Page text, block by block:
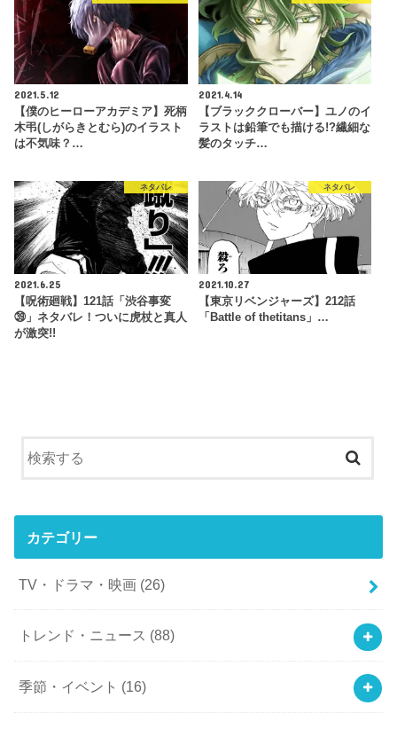
2021.5.12
【僕のヒーローアカデミア】死柄
木弔(しがらきとむら)のイラスト
は不気味？…
2021.4.14
【ブラッククローバー】ユノのイ
ラストは鉛筆でも描ける!?繊細な
髪のタッチ…
ネタバレ
2021.6.25
【呪術廻戦】121話「渋谷事変
㊴」ネタバレ！ついに虎杖と真人
が激突!!
ネタバレ
2021.10.27
【東京リベンジャーズ】212話
「Battle of thetitans」…
カテゴリー
TV・ドラマ・映画 (26)
トレンド・ニュース (88)
季節・イベント (16)